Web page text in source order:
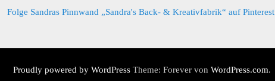
Folge Sandras Pinnwand „Sandra's Back- & Kreativfabrik“ auf
Proudly powered by WordPressTheme: Forever von WordPress.com.